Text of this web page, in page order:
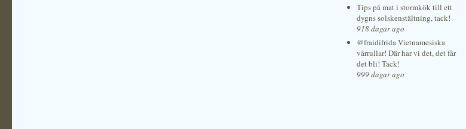
Tips på mat i stormkök till ett
dygns solskenstältning, tack!
918 dagar ago
@fraidifrida Vietnamesiska
vårrullar! Där har vi det, det får
det bli! Tack!
999 dagar ago